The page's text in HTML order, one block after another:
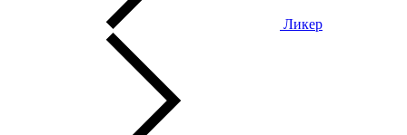
Ликер